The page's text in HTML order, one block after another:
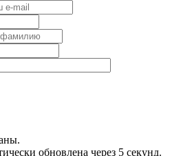
обновлена через 5 секунд.